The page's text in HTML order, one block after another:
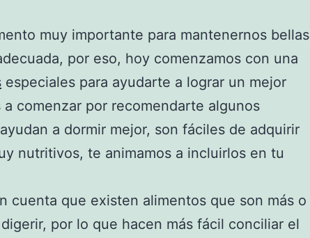
muy importante para mantenernos bellas
por eso, hoy comenzamos con una
especiales para ayudarte a lograr un mejor
a comenzar por recomendarte algunos
a dormir mejor, son fáciles de adquirir
nutritivos, te animamos a incluirlos en tu
cuenta que existen alimentos que son más o
por lo que hacen más fácil conciliar el